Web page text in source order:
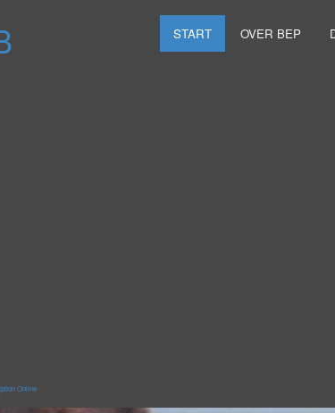
Online
START OVER BEP